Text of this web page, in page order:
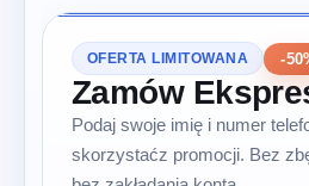
OFERTA LIMITOWANA -
Zamów
Podaj swoje imię i numer
skorzystaćz promocji. Bez